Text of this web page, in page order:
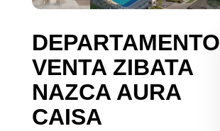
DEPARTAMENTO
VENTA ZIBATA
NAZCA AURA
CAISA